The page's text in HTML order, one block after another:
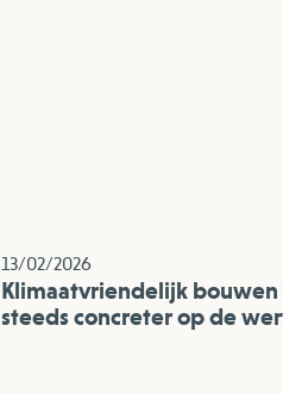
13/02/2026
Klimaatvriendelijk
steeds concreter op de